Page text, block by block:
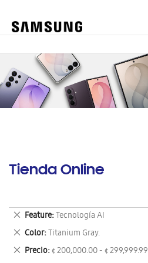
Tienda Online
Feature Tecnología AI
Eliminar
este
artículo
Color Titanium Gray.
Eliminar
este
artículo
Precio ¢ 200,000.00 - ¢ 299,999.99
Eliminar